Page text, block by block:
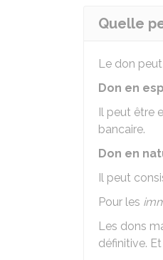
Quelle
Le don
Don en
Il peut être
bancaire.
Don en
Il peut
Pour les
Les dons
définitive.